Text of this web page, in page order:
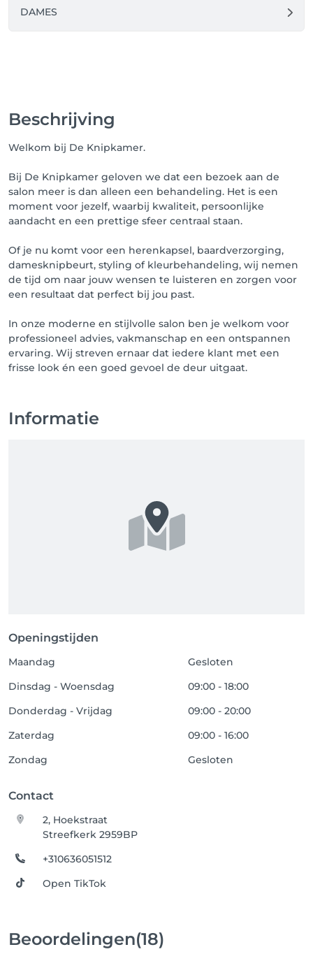
DAMES
Beschrijving
Welkom bij De Knipkamer.
Bij De Knipkamer geloven we dat een bezoek aan de
salon meer is dan alleen een behandeling. Het is een
moment voor jezelf, waarbij kwaliteit, persoonlijke
aandacht en een prettige sfeer centraal staan.
Of je nu komt voor een herenkapsel, baardverzorging,
damesknipbeurt, styling of kleurbehandeling, wij nemen
de tijd om naar jouw wensen te luisteren en zorgen voor
een resultaat dat perfect bij jou past.
In onze moderne en stijlvolle salon ben je welkom voor
professioneel advies, vakmanschap en een ontspannen
ervaring. Wij streven ernaar dat iedere klant met een
frisse look én een goed gevoel de deur uitgaat.
Informatie
Openingstijden
Maandag
Gesloten
Dinsdag - Woensdag
09:00 - 18:00
Donderdag - Vrijdag
09:00 - 20:00
Zaterdag
09:00 - 16:00
Zondag
Gesloten
Contact
2, Hoekstraat
Streefkerk 2959BP
+310636051512
Open TikTok
Beoordelingen(18)